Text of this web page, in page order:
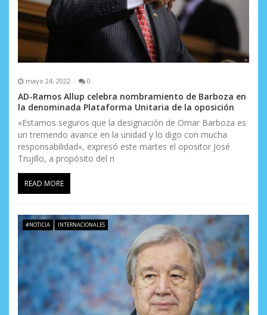
a
s
mayo 24, 2022 0
AD-Ramos Allup celebra nombramiento de Barboza en
la denominada Plataforma Unitaria de la oposición
«Estamos seguros que la designación de Omar Barboza es
un tremendo avance en la unidad y lo digo con mucha
responsabilidad», expresó este martes el opositor José
Trujillo, a propósito del n
READ MORE
#NOTICIA INTERNACIONALES